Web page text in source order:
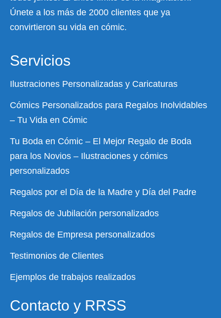
Únete a los más de 2000 clientes que ya
convirtieron su vida en cómic.
Servicios
Ilustraciones Personalizadas y Caricaturas
Cómics Personalizados para Regalos Inolvidables
– Tu Vida en Cómic
Tu Boda en Cómic – El Mejor Regalo de Boda
para los Novios – Ilustraciones y cómics
personalizados
Regalos por el Día de la Madre y Día del Padre
Regalos de Jubilación personalizados
Regalos de Empresa personalizados
Testimonios de Clientes
Ejemplos de trabajos realizados
Contacto y RRSS